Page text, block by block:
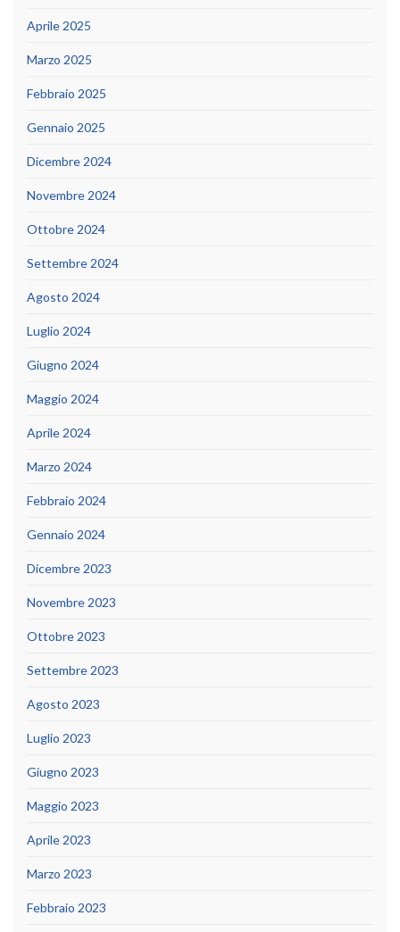
Aprile 2025
Marzo 2025
Febbraio 2025
Gennaio 2025
Dicembre 2024
Novembre 2024
Ottobre 2024
Settembre 2024
Agosto 2024
Luglio 2024
Giugno 2024
Maggio 2024
Aprile 2024
Marzo 2024
Febbraio 2024
Gennaio 2024
Dicembre 2023
Novembre 2023
Ottobre 2023
Settembre 2023
Agosto 2023
Luglio 2023
Giugno 2023
Maggio 2023
Aprile 2023
Marzo 2023
Febbraio 2023